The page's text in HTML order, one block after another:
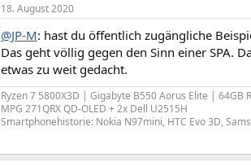
18. August 2020
@JP-M: hast du öffentlich zugängliche
Das geht völlig gegen den Sinn einer SPA.
etwas zu weit gedacht.
Ryzen 7 5800X3D | Gigabyte B550 Aorus Elite | 64GB
MPG 271QRX QD-OLED + 2x Dell U2515H
Smartphonehistorie: Nokia N97mini, HTC Evo 3D,